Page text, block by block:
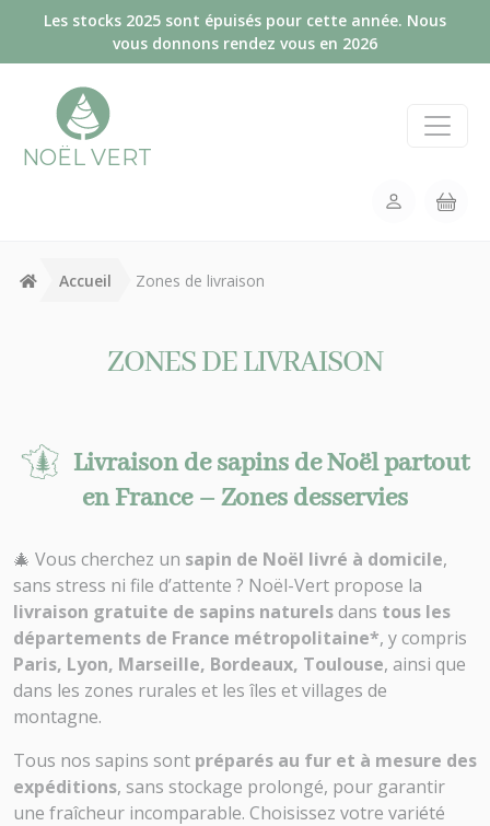
Panneau de gestion des cookies
Les stocks 2025 sont épuisés pour cette année. Nous
vous donnons rendez vous en 2026
NOËL VERT
Accueil Zones de livraison
ZONES DE LIVRAISON
Livraison de sapins de Noël partout
en France – Zones desservies
🎄 Vous cherchez un sapin de Noël livré à domicile,
sans stress ni file d’attente ? Noël-Vert propose la
livraison gratuite de sapins naturelsdans tous les
départements de France métropolitaine*, y compris
Paris, Lyon, Marseille, Bordeaux, Toulouse, ainsi que
dans les zones rurales et les îles et villages de
montagne.
Tous nos sapins sont préparés au fur et à mesure des
expéditions, sans stockage prolongé, pour garantir
une fraîcheur incomparable. Choisissez votre variété